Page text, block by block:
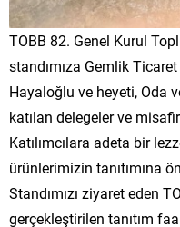
TOBB 82. Genel Kurul
standımıza Gemlik
Hayaloğlu ve heyeti, Oda
katılan delegeler ve
Katılımcılara adeta bir
ürünlerimizin tanıtımına
Standımızı ziyaret eden
gerçekleştirilen tanıtım